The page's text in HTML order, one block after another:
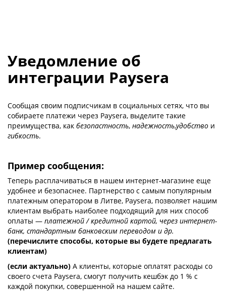
Уведомление об
интеграции Paysera
Сообщая своим подписчикам в социальных сетях, что вы
собираете платежи через Paysera, выделите такие
преимущества, как безопастность, надежность,удобство и
гибкость.
Пример сообщения:
Теперь расплачиваться в нашем интернет-магазине еще
удобнее и безопаснее. Партнерство с самым популярным
платежным оператором в Литве, Paysera, позволяет нашим
клиентам выбрать наиболее подходящий для них способ
оплаты — платежной / кредитной картой, через интернет-
банк, стандартным банковским переводом и др.
(перечислите способы, которые вы будете предлагать
клиентам)
(если актуально) А клиенты, которые оплатят расходы со
своего счета Paysera, смогут получить кешбэк до 1 % с
каждой покупки, совершенной на нашем сайте.